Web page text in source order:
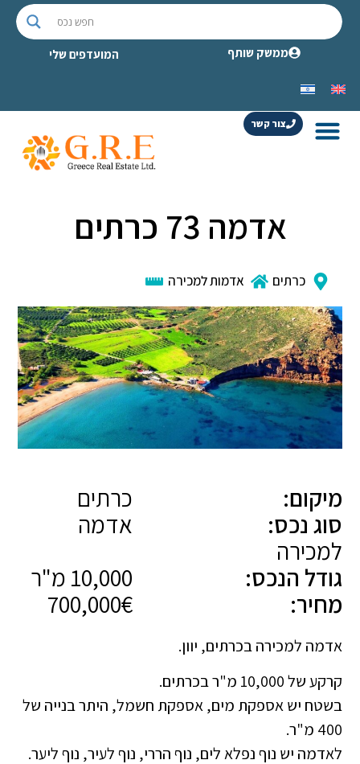
ממשק שותף המועדפים שלי
צור קשר
אדמה 73 כרתים
כרתים אדמות למכירה
מיקום:
כרתים
סוג נכס:
אדמה
למכירה
גודל הנכס:
מחיר:
700,000€
אדמה למכירה בכרתים, יוון.
קרקע של 10,000 מ"ר בכרתים.
בשטח יש אספקת מים, אספקת חשמל, היתר בנייה של
400 מ"ר.
לאדמה יש נוף נפלא לים, נוף הררי, נוף לעיר, נוף ליער.